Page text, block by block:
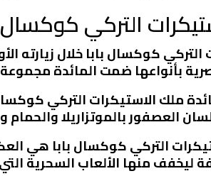
التركي كوكسال
كوكسال بابا خلال زيارته
بأنواعها ضمت المائدة
على مائدة ملك الاستيكرات
العصفور بالموتزاريلا
التركي كوكسال بابا هي
ليخفف منها الألعاب السحرية